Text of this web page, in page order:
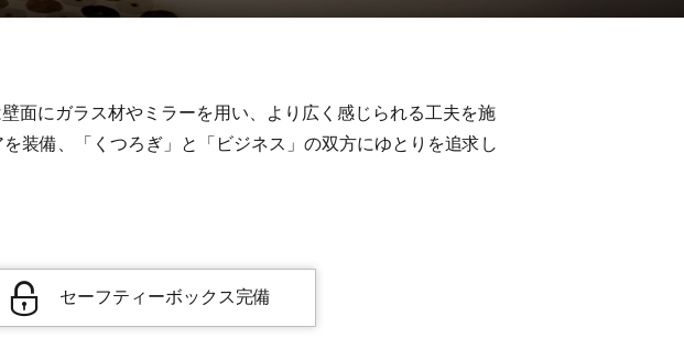
面にガラス材やミラーを用い、より広く感じられる工夫を施
装備、「くつろぎ」と「ビジネス」の双方にゆとりを追求し
セーフティーボックス完備